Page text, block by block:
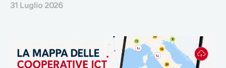
31 Luglio 2026